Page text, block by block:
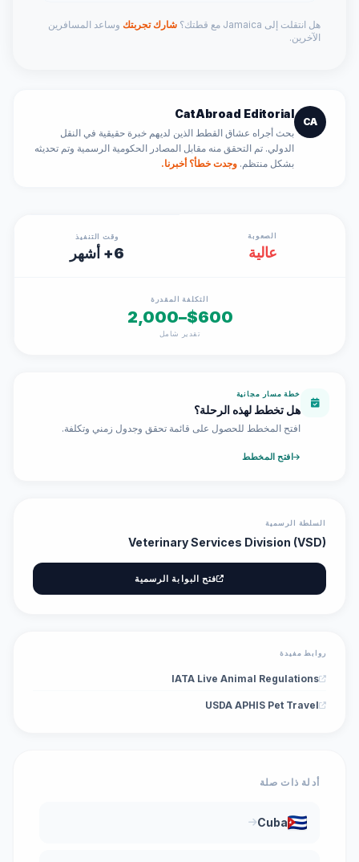
هل انتقلت إلى Jamaica مع قطتك؟ شارك تجربتك وساعد المسافرين
الآخرين.
CA
CatAbroad Editorial
بحث أجراه عشاق القطط الذين لديهم خبرة حقيقية في النقل
الدولي. تم التحقق منه مقابل المصادر الحكومية الرسمية وتم تحديثه
بشكل منتظم. وجدت خطأ؟ أخبرنا.
الصعوبة
عالية
وقت التنفيذ
6+ أشهر
التكلفة المقدرة
$600–2,000
تقدير شامل
خطة مسار مجانية
هل تخطط لهذه الرحلة؟
افتح المخطط للحصول على قائمة تحقق وجدول زمني وتكلفة.
افتح المخطط
السلطة الرسمية
Veterinary Services Division (VSD)
فتح البوابة الرسمية
روابط مفيدة
IATA Live Animal Regulations
USDA APHIS Pet Travel
أدلة ذات صلة
Cuba